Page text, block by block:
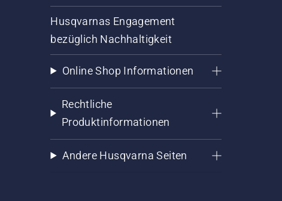
Husqvarnas Engagement
bezüglich Nachhaltigkeit
Online Shop Informationen
Rechtliche
Produktinformationen
Andere Husqvarna Seiten